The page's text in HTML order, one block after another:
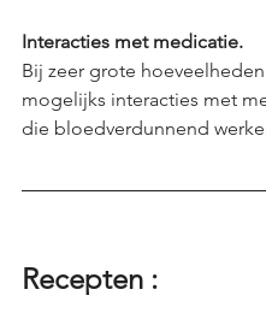
Interacties met medicatie.
Bij zeer grote
mogelijks interacties met
die bloedverdunnend
Recepten :